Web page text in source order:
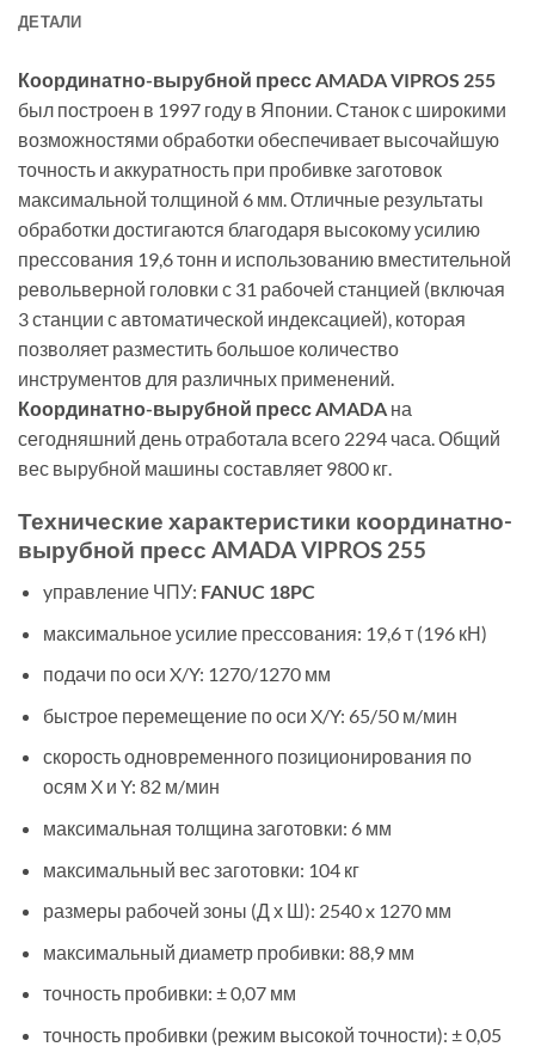
ДЕТАЛИ
Координатно-вырубной пресс AMADA VIPROS 255
был построен в 1997 году в Японии. Станок с широкими
возможностями обработки обеспечивает высочайшую
точность и аккуратность при пробивке заготовок
максимальной толщиной 6 мм. Отличные результаты
обработки достигаются благодаря высокому усилию
прессования 19,6 тонн и использованию вместительной
револьверной головки с 31 рабочей станцией (включая
3 станции с автоматической индексацией), которая
позволяет разместить большое количество
инструментов для различных применений.
Координатно-вырубной пресс AMADA на
сегодняшний день отработала всего 2294 часа. Общий
вес вырубной машины составляет 9800 кг.
Технические характеристики координатно-
вырубной пресс AMADA VIPROS 255
yправление ЧПУ: FANUC 18PC
максимальное усилие прессования: 19,6 т (196 кН)
подачи по оси X/Y: 1270/1270 мм
быстрое перемещение по оси X/Y: 65/50 м/мин
скорость одновременного позиционирования по
осям X и Y: 82 м/мин
максимальная толщина заготовки: 6 мм
максимальный вес заготовки: 104 кг
размеры рабочей зоны (Д х Ш): 2540 x 1270 мм
максимальный диаметр пробивки: 88,9 мм
точность пробивки: ± 0,07 мм
точность пробивки (режим высокой точности): ± 0,05